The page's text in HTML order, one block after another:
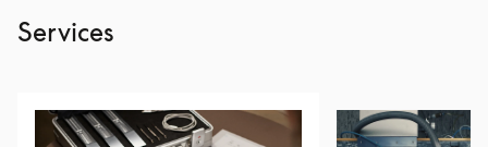
Services